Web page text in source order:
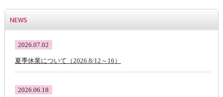
NEWS
2026.07.02
夏季休業について（2026.8/12～16）
2026.06.18